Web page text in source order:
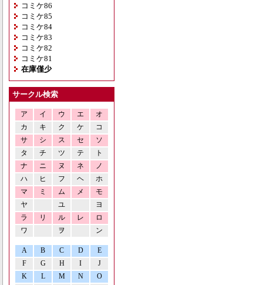
コミケ86
コミケ85
コミケ84
コミケ83
コミケ82
コミケ81
在庫僅少
サークル検索
ア イ ウ エ
オ
カ
キ ク ケ
コ
サ
シ ス セ
ソ
タ
チ ツ テ
ト
ナ
ニ ヌ ネ
ノ
ハ
ヒ フ ヘ
ホ
マ
ミ ム メ
モ
ヤ
ユ
ヨ
ラ
リ ル レ
ロ
ワ
ヲ ン
A B C D
E
F
G H I
J
K
L M N O